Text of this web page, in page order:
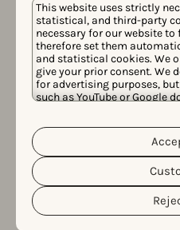
This website uses strictly
statistical, and third-party
necessary for our website
therefore set them
and statistical cookies. We
give your prior consent. We
for advertising purposes,
such as YouTube or Google
personal data and the
read our
Cookie Policy&
customize your cookie
clicking the “Customize”
DÉTECTEUR DE MOUVEMENT
Comment
classement
dans les
évolué
jour de
En un clic, identifiez tous
votre application a gagné